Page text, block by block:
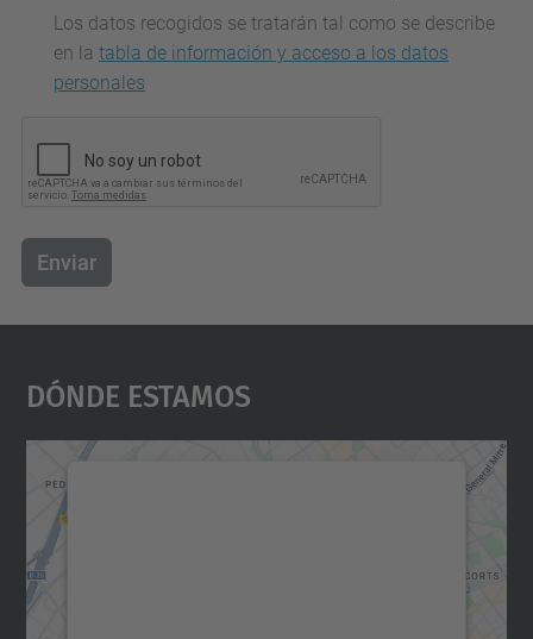
Los datos recogidos se tratarán tal como se describe
en la tabla de información y acceso a los datos
personales
Enviar
Dónde Estamos